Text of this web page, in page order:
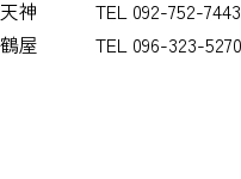
神 TEL 092-752-7443
屋 TEL 096-323-5270